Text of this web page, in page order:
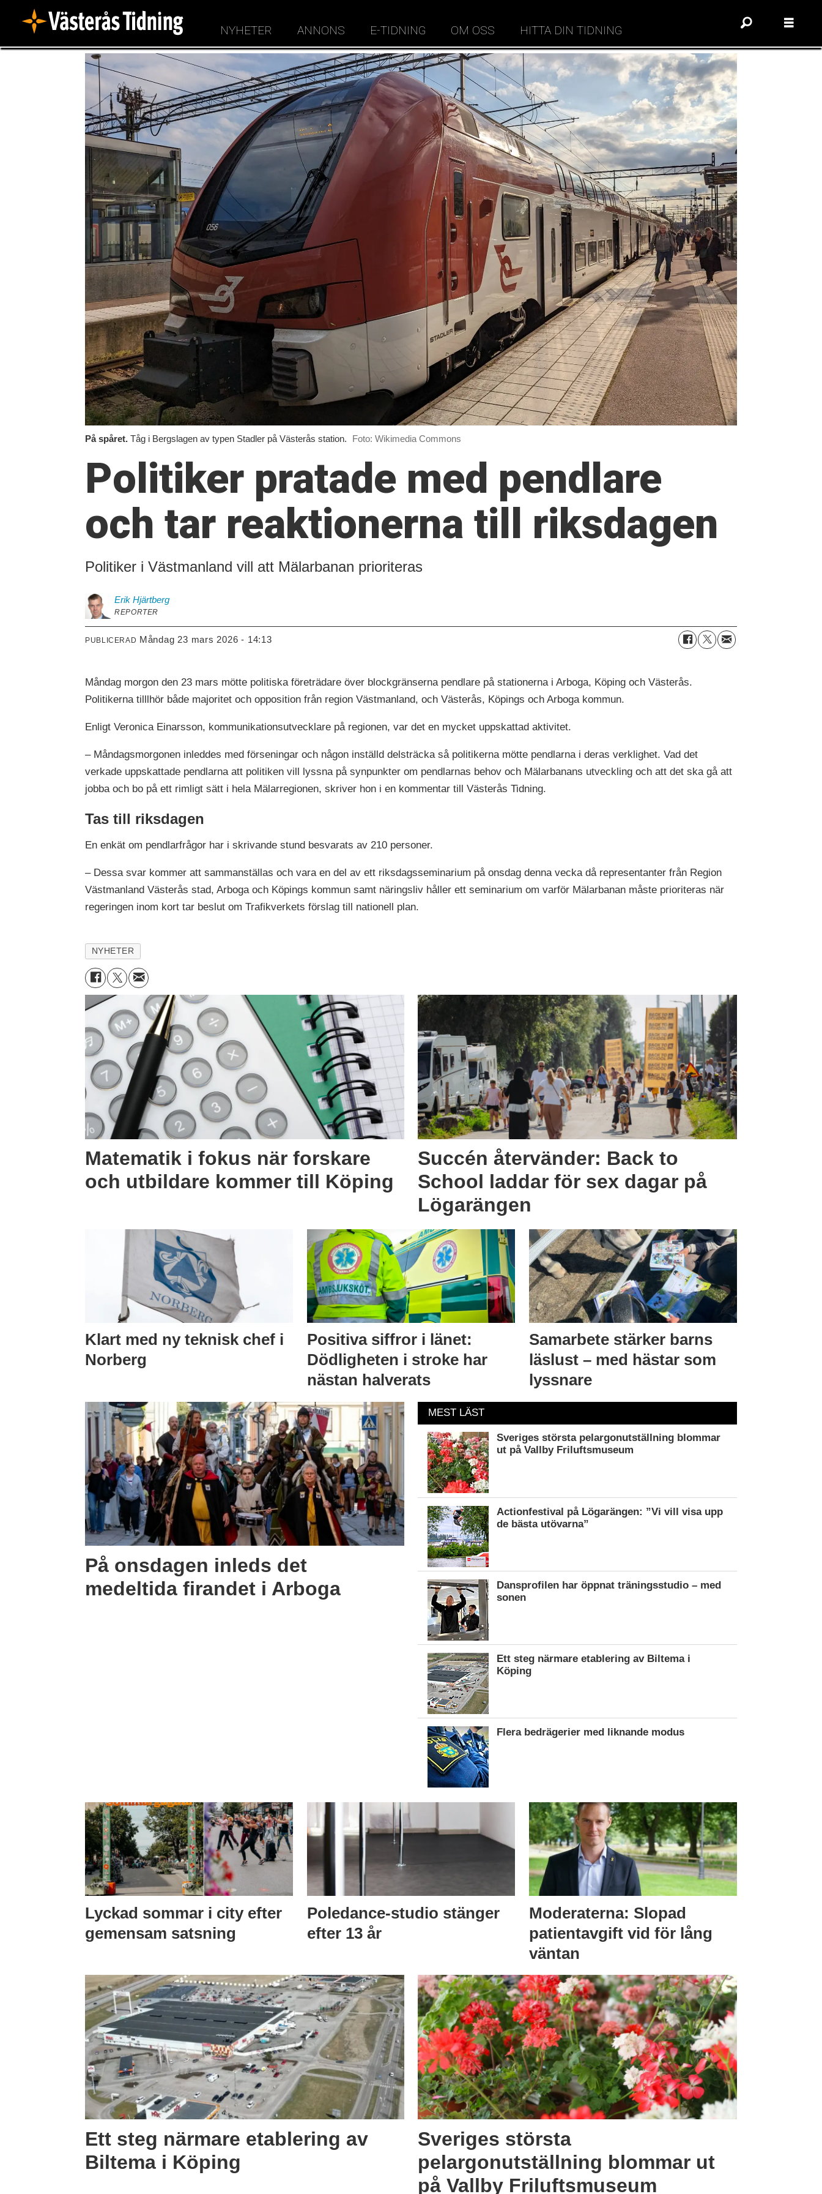
NYHETER ANNONS E-TIDNING OM OSS HITTA DIN TIDNING
På spåret. Tåg i Bergslagen av typen Stadler på Västerås station. Foto: Wikimedia Commons
Politiker pratade med pendlare
och tar reaktionerna till riksdagen
Politiker i Västmanland vill att Mälarbanan prioriteras
Erik Hjärtberg
REPORTER
PUBLICERAD måndag 23 mars 2026 - 14:13
Måndag morgon den 23 mars mötte politiska företrädare över blockgränserna pendlare på stationerna i Arboga, Köping och Västerås.
Politikerna tilllhör både majoritet och opposition från region Västmanland, och Västerås, Köpings och Arboga kommun.
Enligt Veronica Einarsson, kommunikationsutvecklare på regionen, var det en mycket uppskattad aktivitet.
– Måndagsmorgonen inleddes med förseningar och någon inställd delsträcka så politikerna mötte pendlarna i deras verklighet. Vad det
verkade uppskattade pendlarna att politiken vill lyssna på synpunkter om pendlarnas behov och Mälarbanans utveckling och att det ska gå att
jobba och bo på ett rimligt sätt i hela Mälarregionen, skriver hon i en kommentar till Västerås Tidning.
Tas till riksdagen
En enkät om pendlarfrågor har i skrivande stund besvarats av 210 personer.
– Dessa svar kommer att sammanställas och vara en del av ett riksdagsseminarium på onsdag denna vecka då representanter från Region
Västmanland Västerås stad, Arboga och Köpings kommun samt näringsliv håller ett seminarium om varför Mälarbanan måste prioriteras när
regeringen inom kort tar beslut om Trafikverkets förslag till nationell plan.
NYHETER
Matematik i fokus när forskare
och utbildare kommer till Köping
Succén återvänder: Back to
School laddar för sex dagar på
Lögarängen
Klart med ny teknisk chef i
Norberg
Positiva siffror i länet:
Dödligheten i stroke har
nästan halverats
Samarbete stärker barns
läslust – med hästar som
lyssnare
På onsdagen inleds det
medeltida firandet i Arboga
MEST LÄST
Sveriges största pelargonutställning blommar
ut på Vallby Friluftsmuseum
Actionfestival på Lögarängen: ”Vi vill visa upp
de bästa utövarna”
Dansprofilen har öppnat träningsstudio – med
sonen
Ett steg närmare etablering av Biltema i
Köping
Flera bedrägerier med liknande modus
Lyckad sommar i city efter
gemensam satsning
Poledance-studio stänger
efter 13 år
Moderaterna: Slopad
patientavgift vid för lång
väntan
Ett steg närmare etablering av
Biltema i Köping
Sveriges största
pelargonutställning blommar ut
på Vallby Friluftsmuseum